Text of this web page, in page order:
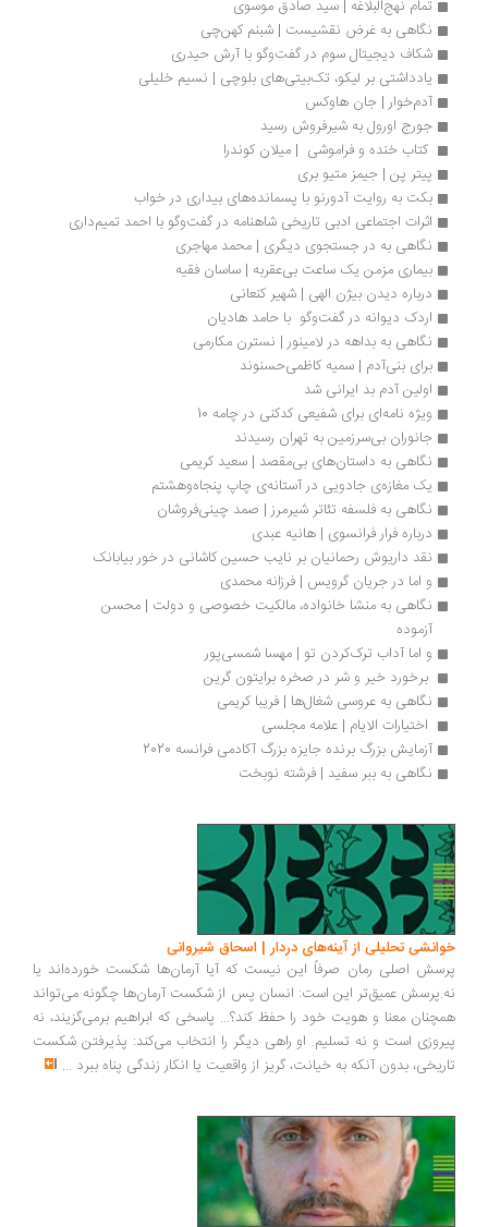
تمام نهج‌البلاغه | سيد صادق موسوى
نگاهی به غرض نقشیست | شبنم کهن‌چی
شکاف دیجیتال سوم در گفت‌وگو با آرش حیدری
یادداشتی بر لیکو، تک‌بیتی‌های بلوچی | نسیم خلیلی
آدم‌خوار | جان هاوکس
جورج اورول به شیرفروش رسید
کتاب خنده‌ و فراموشی  | میلان کوندرا
پیتر پن | جیمز متیو بری
بکت به روایت آدورنو با پسمانده‌های بیداری در خواب
اثرات اجتماعی ادبی تاریخی شاهنامه در گفت‌وگو با احمد تمیم‌داری
نگاهی به در جستجوی دیگری | محمد مهاجری
بیماری مزمن یک ساعت بی‌عقربه | ساسان فقیه
درباره دیدن بیژن الهی | شهیر کنعانی
اردک دیوانه در گفت‌وگو  با حامد هادیان
نگاهی به بداهه در لامینور | نسترن مکارمی
برای بنی‌آدم | سمیه کاظمی‌حسنوند
اولین آدم بد ایرانی شد
ویژه نامه‌ای برای شفیعی کدکنی در چامه 10
جانوران بی‌سرزمین به تهران رسیدند
نگاهی به داستان‌های بی‌مقصد | سعید کریمی
یک مغازه‌ی جادویی در آستانه‌ی چاپ پنجاه‌وهشتم
نگاهی به فلسفه تئاتر شیرمرز | صمد چینی‌فروشان
درباره فرار فرانسوی | هانیه عبدی
نقد داریوش رحمانیان بر نایب حسین کاشانی در خور بیابانک
و اما در جریان گرویس | فرزانه محمدی‌
نگاهی به منشا خانواده، مالکیت خصوصی و دولت | محسن
و اما آداب ترک‌کردن تو | مهسا شمسی‌پور
برخورد خیر و شر در صخره برایتون گرین
نگاهی به عروسی شغال‌ها | فریبا کریمی
اختیارات الایام | علامه مجلسی
آزمایش بزرگ برنده جایزه بزرگ آکادمی فرانسه 2020
نگاهی به ببر سفید | فرشته نوبخت
تحلیلی از آینه‌های دردار | اسحاق شیروانی
اصلی رمان صرفاً این نیست که آیا آرمان‌ها شکست خورده‌اند یا
عمیق‌تر این است: انسان پس از شکست آرمان‌ها چگونه می‌تواند
معنا و هویت خود را حفظ کند؟... پاسخی که ابراهیم برمی‌گزیند، نه
است و نه تسلیم. او راهی دیگر را انتخاب می‌کند: پذیرفتن شکست
بدون آنکه به خیانت، گریز از واقعیت یا انکار زندگی پناه ببرد...